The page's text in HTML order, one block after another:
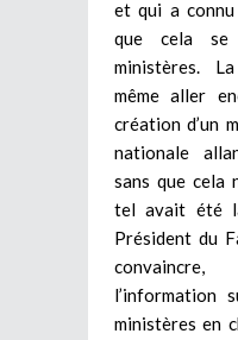
et qui a
que cela se
ministères.
même aller
création d’un
nationale
sans que cela
tel avait été
Président du
l’information
ministères en